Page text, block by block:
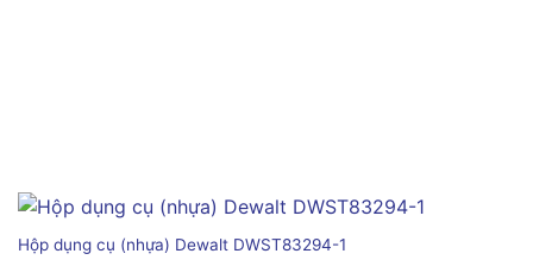
Hộp dụng cụ (nhựa) Dewalt DWST83294-1